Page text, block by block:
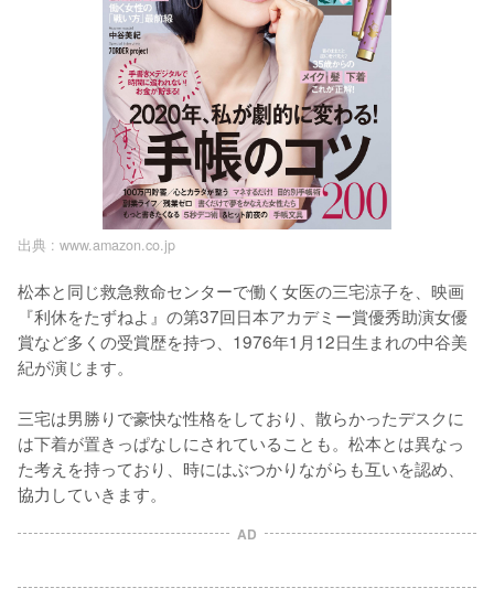
出典 : www.amazon.co.jp
松本と同じ救急救命センターで働く女医の三宅涼子を、映画
『利休をたずねよ』の第37回日本アカデミー賞優秀助演女優
賞など多くの受賞歴を持つ、1976年1月12日生まれの中谷美
紀が演じます。
三宅は男勝りで豪快な性格をしており、散らかったデスクに
は下着が置きっぱなしにされていることも。松本とは異なっ
た考えを持っており、時にはぶつかりながらも互いを認め、
協力していきます。
AD